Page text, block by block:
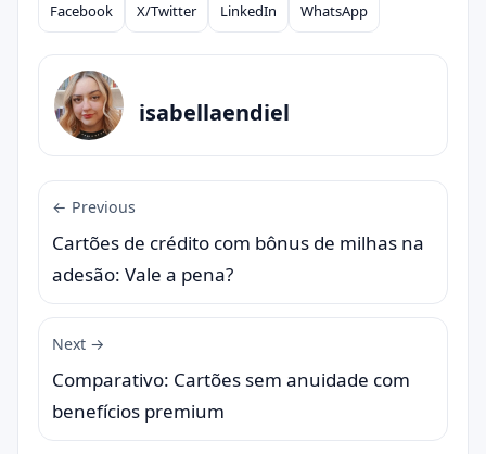
Compartilhar
Facebook X/Twitter LinkedIn WhatsApp
isabellaendiel
← Previous
Cartões de crédito com bônus de milhas na
adesão: Vale a pena?
Next →
Comparativo: Cartões sem anuidade com
benefícios premium